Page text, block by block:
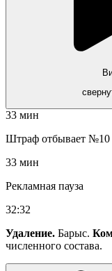
33 мин
Штраф отбывает
33 мин
Рекламная пауза
32:32
Удаление. Барыс.
численного состава.